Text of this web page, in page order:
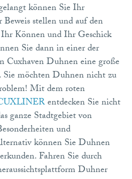
können Sie Ihr
stellen und auf den
Können und Ihr Geschick
Sie dann in einer der
Cuxhaven Duhnen eine große
Sie möchten Duhnen nicht zu
Mit dem roten
entdecken Sie nicht
ganze Stadtgebiet von
und
können Sie Duhnen
erkunden. Fahren Sie durch
Duhner